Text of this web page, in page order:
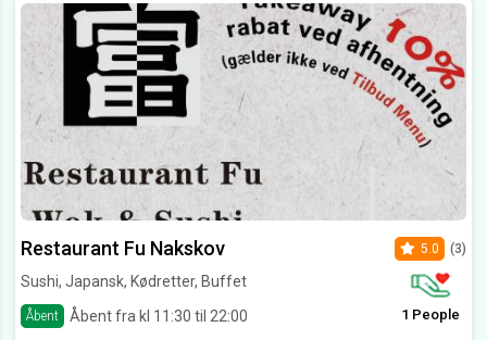
Restaurant Fu Nakskov
Sushi, Japansk, Kødretter, Buffet
Åbent Åbent fra kl 11:30 til 22:00
5.0 (3)
1 People